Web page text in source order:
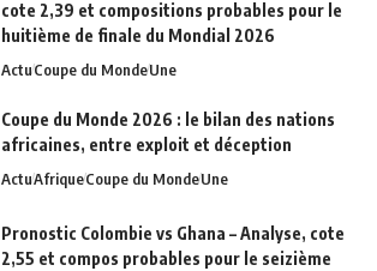
cote 2,39 et compositions probables pour le
huitième de finale du Mondial 2026
ActuCoupe du MondeUne
Coupe du Monde 2026 : le bilan des nations
africaines, entre exploit et déception
ActuAfriqueCoupe du MondeUne
Pronostic Colombie vs Ghana – Analyse, cote
2,55 et compos probables pour le seizième